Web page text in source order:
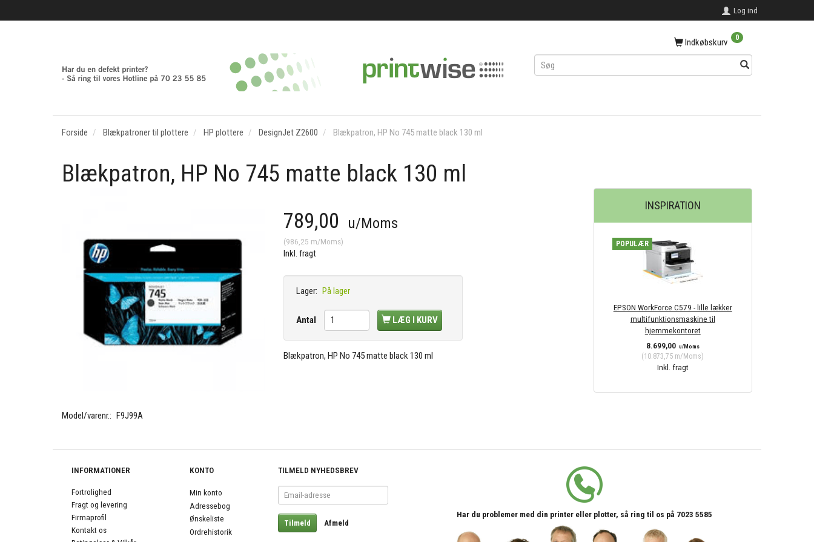
Log ind
Indkøbskurv 0
Forside Blækpatroner til plottere HP plottere DesignJet Z2600 Blækpatron, HP No 745 matte black 130 ml
Blækpatron, HP No 745 matte black 130 ml
Model/varenr.: F9J99A
789,00 u/Moms
(986,25 m/Moms)
Inkl. fragt
Lager: På lager
Antal LÆG I KURV
Blækpatron, HP No 745 matte black 130 ml
INSPIRATION
POPULÆR
EPSON WorkForce C579 - lille lækker
multifunktionsmaskine til
hjemmekontoret
8.699,00 u/Moms
(10.873,75 m/Moms)
Inkl. fragt
INFORMATIONER
Fortrolighed
Fragt og levering
Firmaprofil
Kontakt os
KONTO
Min konto
Adressebog
Ønskeliste
Ordrehistorik
TILMELD NYHEDSBREV
Email-
adresse
Tilmeld Afmeld
Har du problemer med din printer eller plotter, så ring til os på 7023 5585